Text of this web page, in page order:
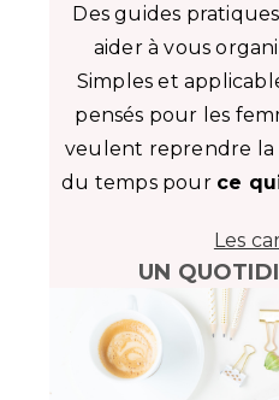
Des guides
aider à vous
Simples et
pensés pour les
veulent reprendre
du temps pour ce
Les
UN